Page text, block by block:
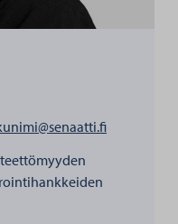
henkilölle